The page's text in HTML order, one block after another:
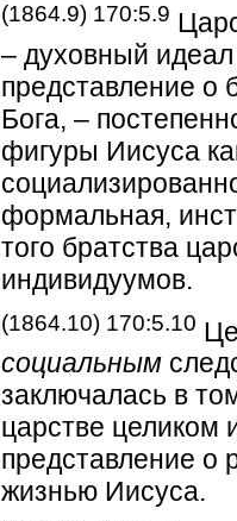
(1864.9) 170:5.9
– духовный
представление о
Бога, –
фигуры Иисуса
формальная,
того братства
индивидуумов.
(1864.10) 170:5.10
социальным
заключалась в
царстве целиком
представление о
жизнью Иисуса.